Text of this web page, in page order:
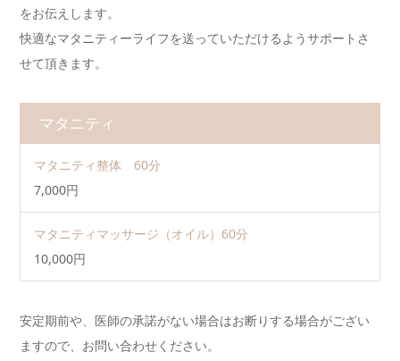
をお伝えします。
快適なマタニティーライフを送っていただけるようサポートさ
せて頂きます。
マタニティ
マタニティ整体 60分
7,000円
マタニティマッサージ（オイル）60分
10,000円
安定期前や、医師の承諾がない場合はお断りする場合がござい
ますので、お問い合わせください。